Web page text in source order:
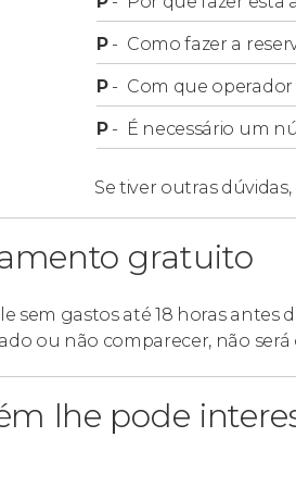
a retirada nos hotéis dos
Leblon, Botafogo e Flamengo
não visitaremos a Vista
dá acesso ao local.
P- Como fazer a
P- Com que
P- É necessário um
Se tiver outras dúvidas,
gratuito
sem gastos até 18 horas
ou não comparecer, não
lhe pode